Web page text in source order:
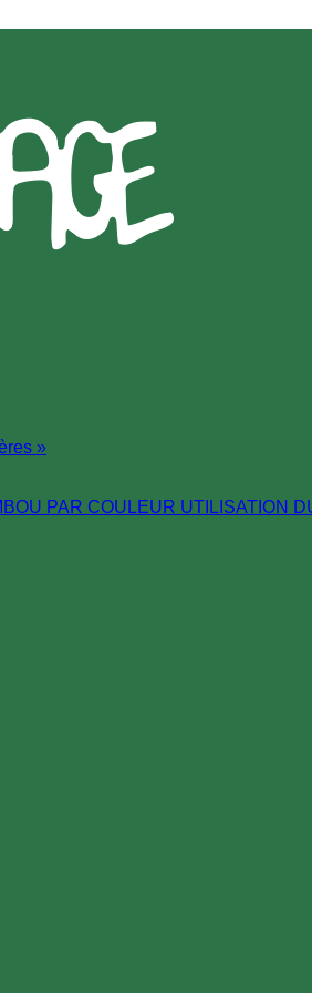
»
PAR COULEUR UTILISATION